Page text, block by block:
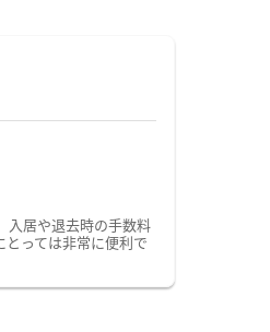
入居や退去時の手数料
っては非常に便利で